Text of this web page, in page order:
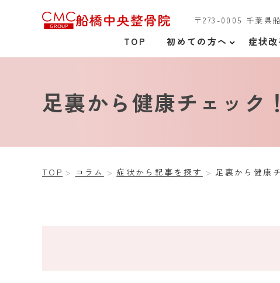
〒273-0005 千葉県
TOP 初めての方へ 症状
足裏から健康チェック！
TOP コラム 症状から記事を探す 足裏から健康